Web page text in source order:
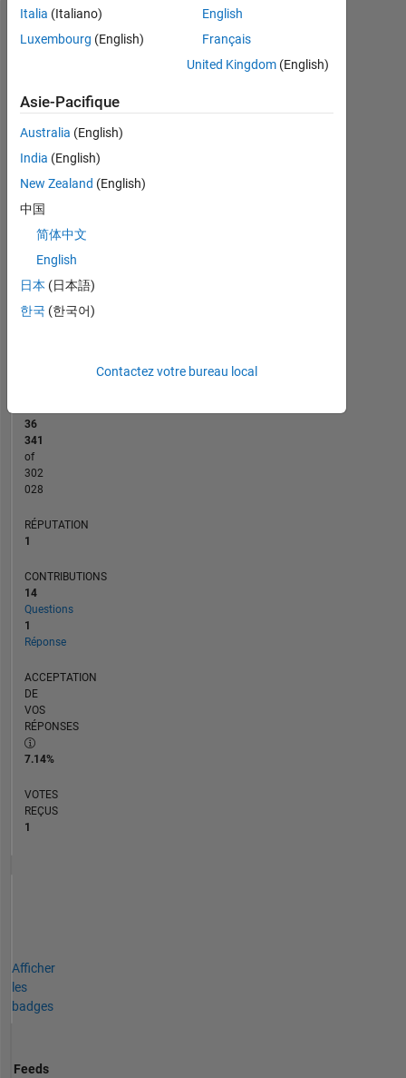
Tableau de bord
All MATLAB Answers
CONTRIBUTIONS L
-2-1
0
1
4
7
9
10
36
341
of
302
028
RÉPUTATION
1
CONTRIBUTIONS
14
Questions
1
Réponse
ACCEPTATION
DE
VOS
RÉPONSES
7.14%
VOTES
REÇUS
1
Afficher
les
badges
Feeds
Italia (Italiano)
Luxembourg (English)
English
Français
United Kingdom(English)
Asie-Pacifique
Australia (English)
India (English)
New Zealand (English)
中国
简体中文
English
日本 (日本語)
한국 (한국어)
Contactez votre bureau local